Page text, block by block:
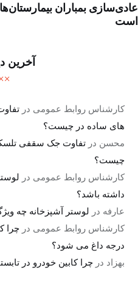
عادی‌سازی بمباران
است
آخرین
کارشناس روابط عمومی در
های ساده در چیست؟
محسن درتفاوت جک سقفی
چیست؟
کارشناس روابط عمومی در
داشته باشد؟
عارفه در لوستر آشپزخانه چه
کارشناس روابط عمومی در
درجه داغ می شود؟
بهزاد درچرا کابین خودرو در تابستان تا ۶۰ درجه